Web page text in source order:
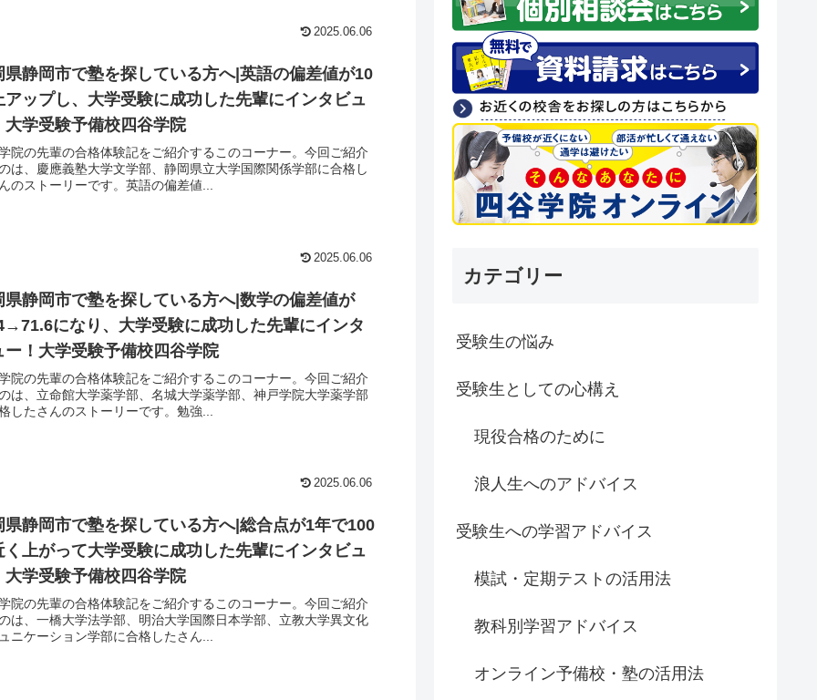
2025.06.06
県静岡市で塾を探している方へ|英語の偏差値が10
アップし、大学受験に成功した先輩にインタビュ
大学受験予備校四谷学院
院の先輩の合格体験記をご紹介するこのコーナー。今回ご紹介
は、慶應義塾大学文学部、静岡県立大学国際関係学部に合格し
のストーリーです。英語の偏差値...
2025.06.06
県静岡市で塾を探している方へ|数学の偏差値が
になり、大学受験に成功した先輩にインタ
ー！大学受験予備校四谷学院
院の先輩の合格体験記をご紹介するこのコーナー。今回ご紹介
は、立命館大学薬学部、名城大学薬学部、神戸学院大学薬学部
したさんのストーリーです。勉強...
2025.06.06
県静岡市で塾を探している方へ|総合点が1年で100
く上がって大学受験に成功した先輩にインタビュ
大学受験予備校四谷学院
院の先輩の合格体験記をご紹介するこのコーナー。今回ご紹介
は、一橋大学法学部、明治大学国際日本学部、立教大学異文化
ニケーション学部に合格したさん...
カテゴリー
受験生の悩み
受験生としての心構え
現役合格のために
浪人生へのアドバイス
受験生への学習アドバイス
模試・定期テストの活用法
教科別学習アドバイス
オンライン予備校・塾の活用法